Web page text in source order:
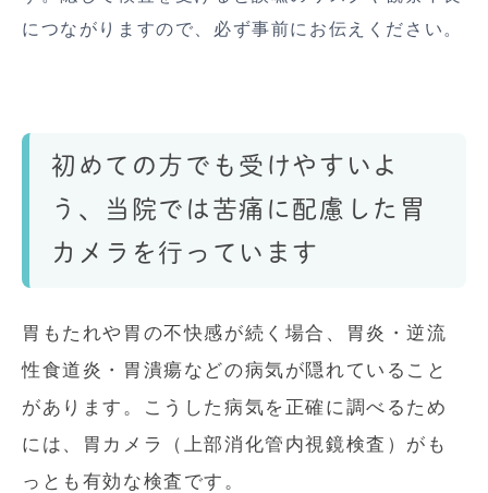
につながりますので、必ず事前にお伝えください。
初めての方でも受けやすいよ
う、当院では苦痛に配慮した胃
カメラを行っています
胃もたれや胃の不快感が続く場合、胃炎・逆流
性食道炎・胃潰瘍などの病気が隠れていること
があります。こうした病気を正確に調べるため
には、胃カメラ（上部消化管内視鏡検査）がも
っとも有効な検査です。